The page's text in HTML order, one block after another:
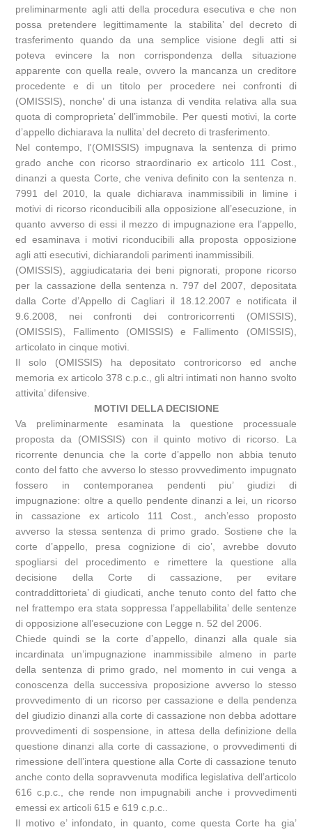
preliminarmente agli atti della procedura esecutiva e che non
possa pretendere legittimamente la stabilita’ del decreto di
trasferimento quando da una semplice visione degli atti si
poteva evincere la non corrispondenza della situazione
apparente con quella reale, ovvero la mancanza un creditore
procedente e di un titolo per procedere nei confronti di
(OMISSIS), nonche’ di una istanza di vendita relativa alla sua
quota di comproprieta’ dell’immobile. Per questi motivi, la corte
d’appello dichiarava la nullita’ del decreto di trasferimento.
Nel contempo, l'(OMISSIS) impugnava la sentenza di primo
grado anche con ricorso straordinario ex articolo 111 Cost.,
dinanzi a questa Corte, che veniva definito con la sentenza n.
7991 del 2010, la quale dichiarava inammissibili in limine i
motivi di ricorso riconducibili alla opposizione all’esecuzione, in
quanto avverso di essi il mezzo di impugnazione era l’appello,
ed esaminava i motivi riconducibili alla proposta opposizione
agli atti esecutivi, dichiarandoli parimenti inammissibili.
(OMISSIS), aggiudicataria dei beni pignorati, propone ricorso
per la cassazione della sentenza n. 797 del 2007, depositata
dalla Corte d’Appello di Cagliari il 18.12.2007 e notificata il
9.6.2008, nei confronti dei controricorrenti (OMISSIS),
(OMISSIS), Fallimento (OMISSIS) e Fallimento (OMISSIS),
articolato in cinque motivi.
Il solo (OMISSIS) ha depositato controricorso ed anche
memoria ex articolo 378 c.p.c., gli altri intimati non hanno svolto
attivita’ difensive.
MOTIVI DELLA DECISIONE
Va preliminarmente esaminata la questione processuale
proposta da (OMISSIS) con il quinto motivo di ricorso. La
ricorrente denuncia che la corte d’appello non abbia tenuto
conto del fatto che avverso lo stesso provvedimento impugnato
fossero in contemporanea pendenti piu’ giudizi di
impugnazione: oltre a quello pendente dinanzi a lei, un ricorso
in cassazione ex articolo 111 Cost., anch’esso proposto
avverso la stessa sentenza di primo grado. Sostiene che la
corte d’appello, presa cognizione di cio’, avrebbe dovuto
spogliarsi del procedimento e rimettere la questione alla
decisione della Corte di cassazione, per evitare
contraddittorieta’ di giudicati, anche tenuto conto del fatto che
nel frattempo era stata soppressa l’appellabilita’ delle sentenze
di opposizione all’esecuzione con Legge n. 52 del 2006.
Chiede quindi se la corte d’appello, dinanzi alla quale sia
incardinata un’impugnazione inammissibile almeno in parte
della sentenza di primo grado, nel momento in cui venga a
conoscenza della successiva proposizione avverso lo stesso
provvedimento di un ricorso per cassazione e della pendenza
del giudizio dinanzi alla corte di cassazione non debba adottare
provvedimenti di sospensione, in attesa della definizione della
questione dinanzi alla corte di cassazione, o provvedimenti di
rimessione dell’intera questione alla Corte di cassazione tenuto
anche conto della sopravvenuta modifica legislativa dell’articolo
616 c.p.c., che rende non impugnabili anche i provvedimenti
emessi ex articoli 615 e 619 c.p.c..
Il motivo e’ infondato, in quanto, come questa Corte ha gia’